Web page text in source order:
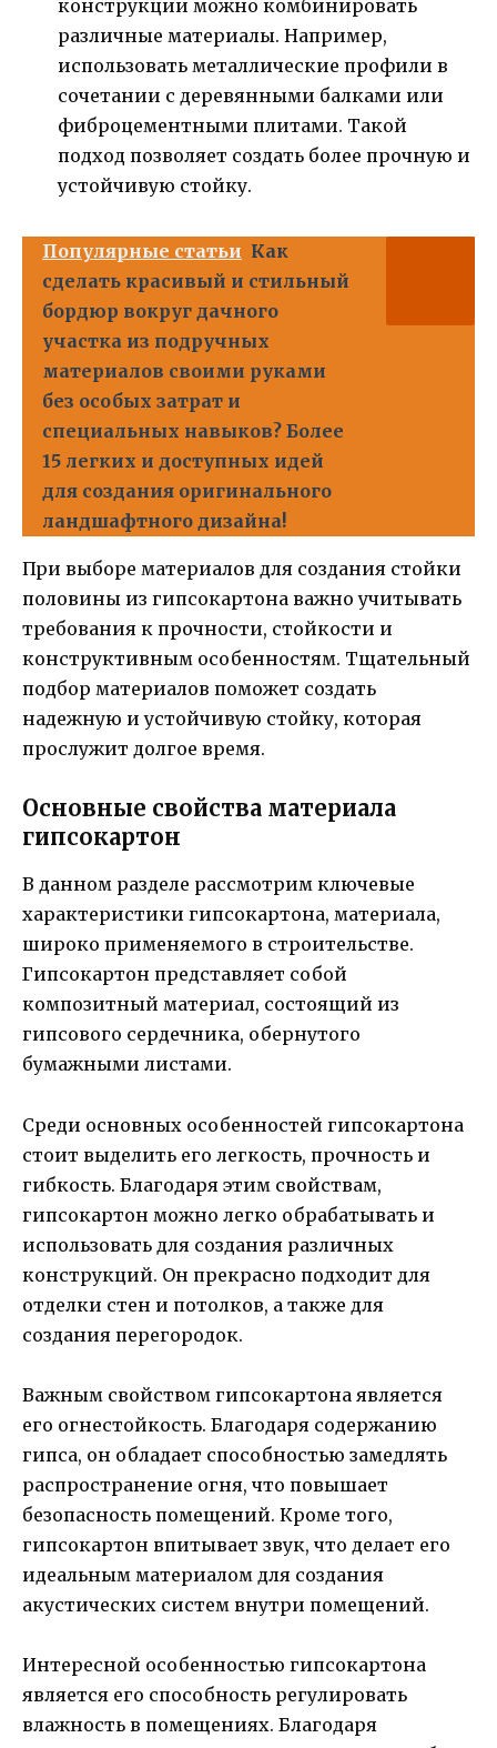
конструкции можно комбинировать
различные материалы. Например,
использовать металлические профили в
сочетании с деревянными балками или
фиброцементными плитами. Такой
подход позволяет создать более прочную и
устойчивую стойку.
Популярные статьи Как
сделать красивый и стильный
бордюр вокруг дачного
участка из подручных
материалов своими руками
без особых затрат и
специальных навыков? Более
15 легких и доступных идей
для создания оригинального
ландшафтного дизайна!
При выборе материалов для создания стойки
половины из гипсокартона важно учитывать
требования к прочности, стойкости и
конструктивным особенностям. Тщательный
подбор материалов поможет создать
надежную и устойчивую стойку, которая
прослужит долгое время.
Основные свойства материала
гипсокартон
В данном разделе рассмотрим ключевые
характеристики гипсокартона, материала,
широко применяемого в строительстве.
Гипсокартон представляет собой
композитный материал, состоящий из
гипсового сердечника, обернутого
бумажными листами.
Среди основных особенностей гипсокартона
стоит выделить его легкость, прочность и
гибкость. Благодаря этим свойствам,
гипсокартон можно легко обрабатывать и
использовать для создания различных
конструкций. Он прекрасно подходит для
отделки стен и потолков, а также для
создания перегородок.
Важным свойством гипсокартона является
его огнестойкость. Благодаря содержанию
гипса, он обладает способностью замедлять
распространение огня, что повышает
безопасность помещений. Кроме того,
гипсокартон впитывает звук, что делает его
идеальным материалом для создания
акустических систем внутри помещений.
Интересной особенностью гипсокартона
является его способность регулировать
влажность в помещениях. Благодаря